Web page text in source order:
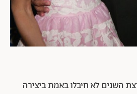
השנים לא חיבלו באמת ביצירה